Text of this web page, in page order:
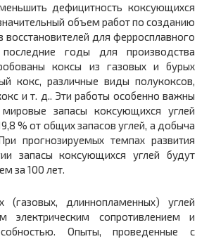
дефицитность коксующихся
объем работ по созданию
восстановителей для ферросплавного
годы для производства
коксы из газовых и бурых
кокс, различные виды полукоксов,
и т. д.. Эти работы особенно важны
запасы коксующихся углей
% от общих запасов углей, а добыча
прогнозируемых темпах развития
запасы коксующихся углей будут
за 100 лет.
длиннопламенных) углей
электрическим сопротивлением и
Опыты, проведенные с